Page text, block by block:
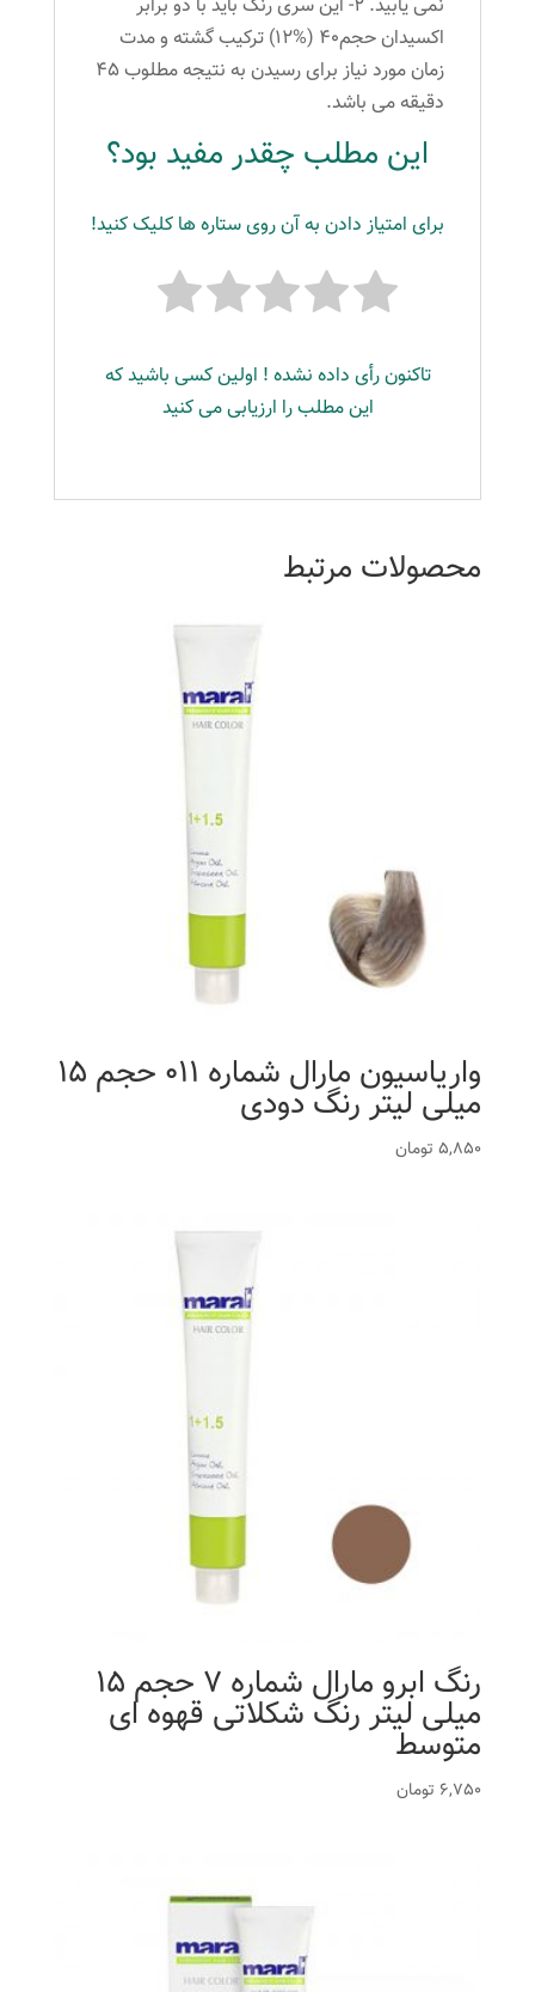
نمی یابید. 2- این سری رنگ باید با دو برابر
اکسیدان حجم40 (%12) ترکیب گشته و مدت
زمان مورد نیاز برای رسیدن به نتیجه مطلوب 45
دقیقه می باشد.
این مطلب چقدر مفید بود؟
برای امتیاز دادن به آن روی ستاره ها کلیک کنید!
تاکنون رأی داده نشده ! اولین کسی باشید که
این مطلب را ارزیابی می کنید
محصولات مرتبط
واریاسیون مارال شماره 011 حجم 15
میلی لیتر رنگ دودی
5,850 تومان
رنگ ابرو مارال شماره 7 حجم 15
میلی لیتر رنگ شکلاتی قهوه ای
متوسط
6,750 تومان